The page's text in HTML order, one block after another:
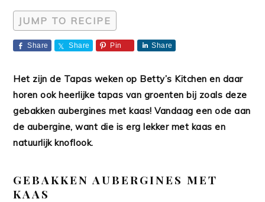
JUMP TO RECIPE
Share Share Pin Share
Het zijn de Tapas weken op Betty’s Kitchen en daar
horen ook heerlijke tapas van groenten bij zoals deze
gebakken aubergines met kaas! Vandaag een ode aan
de aubergine, want die is erg lekker met kaas en
natuurlijk knoflook.
GEBAKKEN AUBERGINES MET
KAAS